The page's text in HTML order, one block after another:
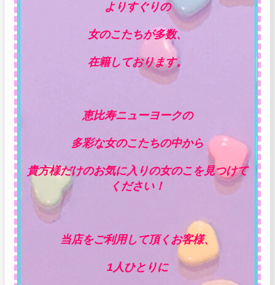
よりすぐりの
女のこたちが多数、
在籍しております。
恵比寿ニューヨークの
多彩な女のこたちの中から
貴方様だけのお気に入りの女のこを見つけて
ください！
当店をご利用して頂くお客様、
1人ひとりに